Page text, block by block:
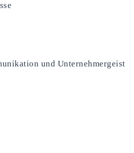
und Unternehmergeist